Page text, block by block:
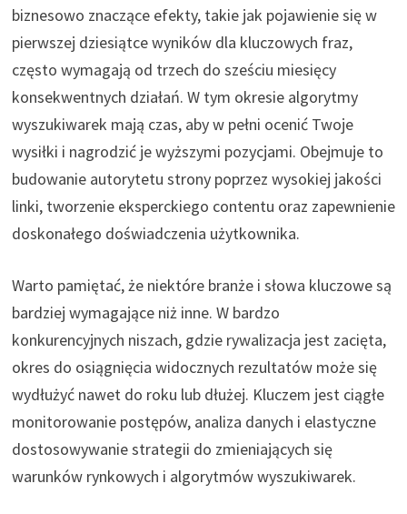
biznesowo znaczące efekty, takie jak pojawienie się w
pierwszej dziesiątce wyników dla kluczowych fraz,
często wymagają od trzech do sześciu miesięcy
konsekwentnych działań. W tym okresie algorytmy
wyszukiwarek mają czas, aby w pełni ocenić Twoje
wysiłki i nagrodzić je wyższymi pozycjami. Obejmuje to
budowanie autorytetu strony poprzez wysokiej jakości
linki, tworzenie eksperckiego contentu oraz zapewnienie
doskonałego doświadczenia użytkownika.
Warto pamiętać, że niektóre branże i słowa kluczowe są
bardziej wymagające niż inne. W bardzo
konkurencyjnych niszach, gdzie rywalizacja jest zacięta,
okres do osiągnięcia widocznych rezultatów może się
wydłużyć nawet do roku lub dłużej. Kluczem jest ciągłe
monitorowanie postępów, analiza danych i elastyczne
dostosowywanie strategii do zmieniających się
warunków rynkowych i algorytmów wyszukiwarek.